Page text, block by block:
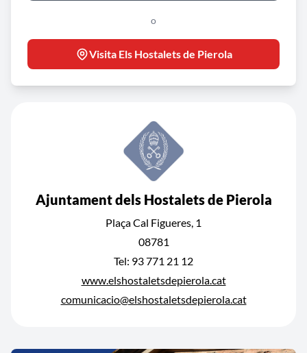
o
Visita Els Hostalets de Pierola
Ajuntament dels Hostalets de Pierola
Plaça Cal Figueres, 1
08781
Tel: 93 771 21 12
www.elshostaletsdepierola.cat
comunicacio@elshostaletsdepierola.cat